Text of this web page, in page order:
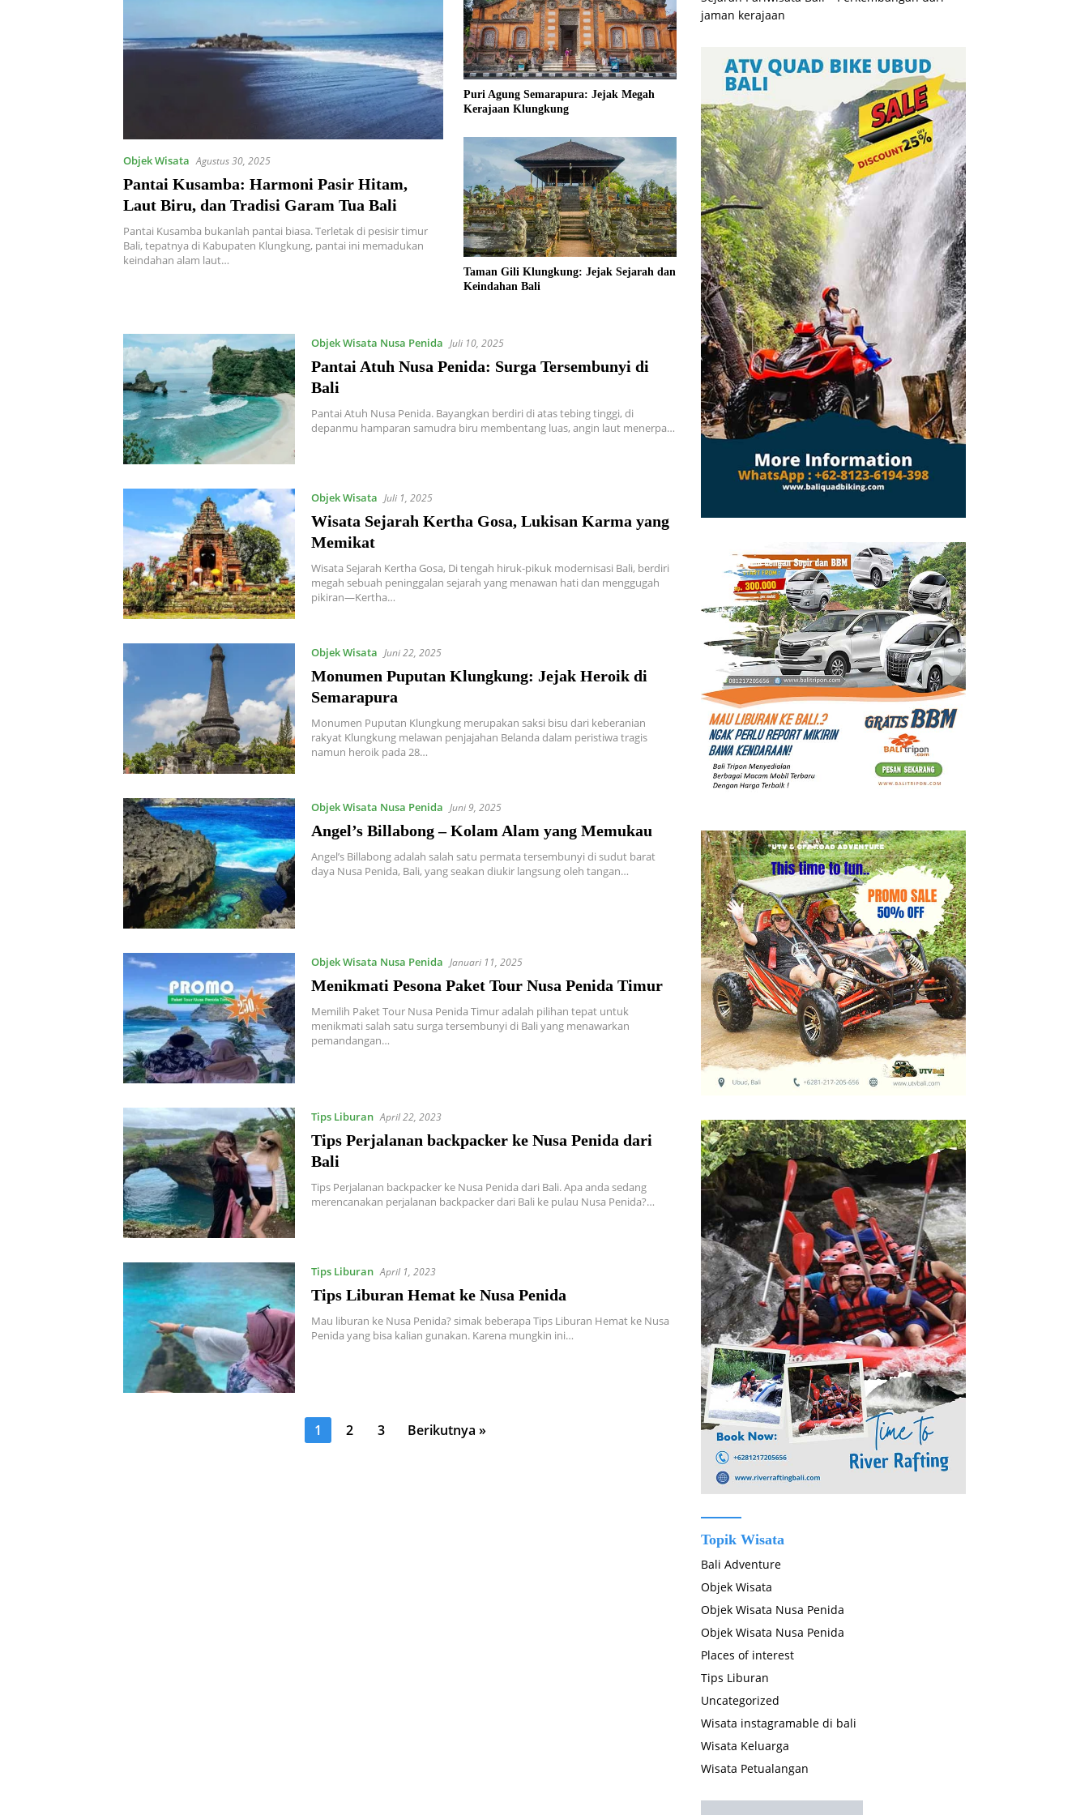
Objek Wisata Agustus 30, 2025
Pantai Kusamba: Harmoni Pasir Hitam,
Laut Biru, dan Tradisi Garam Tua Bali
Pantai Kusamba bukanlah pantai biasa. Terletak di pesisir timur
Bali, tepatnya di Kabupaten Klungkung, pantai ini memadukan
keindahan alam laut…
Puri Agung Semarapura: Jejak Megah
Kerajaan Klungkung
Taman Gili Klungkung: Jejak Sejarah dan
Keindahan Bali
Objek Wisata Nusa Penida Juli 10, 2025
Pantai Atuh Nusa Penida: Surga Tersembunyi di
Bali
Pantai Atuh Nusa Penida. Bayangkan berdiri di atas tebing tinggi, di
depanmu hamparan samudra biru membentang luas, angin laut menerpa…
Objek Wisata Juli 1, 2025
Wisata Sejarah Kertha Gosa, Lukisan Karma yang
Memikat
Wisata Sejarah Kertha Gosa, Di tengah hiruk-pikuk modernisasi Bali, berdiri
megah sebuah peninggalan sejarah yang menawan hati dan menggugah
pikiran—Kertha…
Objek Wisata Juni 22, 2025
Monumen Puputan Klungkung: Jejak Heroik di
Semarapura
Monumen Puputan Klungkung merupakan saksi bisu dari keberanian
rakyat Klungkung melawan penjajahan Belanda dalam peristiwa tragis
namun heroik pada 28…
Objek Wisata Nusa Penida Juni 9, 2025
Angel’s Billabong – Kolam Alam yang Memukau
Angel’s Billabong adalah salah satu permata tersembunyi di sudut barat
daya Nusa Penida, Bali, yang seakan diukir langsung oleh tangan…
Objek Wisata Nusa Penida Januari 11, 2025
Menikmati Pesona Paket Tour Nusa Penida Timur
Memilih Paket Tour Nusa Penida Timur adalah pilihan tepat untuk
menikmati salah satu surga tersembunyi di Bali yang menawarkan
pemandangan…
Tips Liburan April 22, 2023
Tips Perjalanan backpacker ke Nusa Penida dari
Bali
Tips Perjalanan backpacker ke Nusa Penida dari Bali. Apa anda sedang
merencanakan perjalanan backpacker dari Bali ke pulau Nusa Penida?…
Tips Liburan April 1, 2023
Tips Liburan Hemat ke Nusa Penida
Mau liburan ke Nusa Penida? simak beberapa Tips Liburan Hemat ke Nusa
Penida yang bisa kalian gunakan. Karena mungkin ini…
1 2 3 Berikutnya »
jaman kerajaan
Topik Wisata
Bali Adventure
Objek Wisata
Objek Wisata Nusa Penida
Objek Wisata Nusa Penida
Places of interest
Tips Liburan
Uncategorized
Wisata instagramable di bali
Wisata Keluarga
Wisata Petualangan